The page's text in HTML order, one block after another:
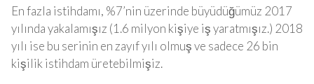
En fazla istihdamı, %7’nin üzerinde büyüdüğümüz 2017
yılında yakalamışız (1.6 milyon kişiye iş yaratmışız.) 2018
yılı ise bu serinin en zayıf yılı olmuş ve sadece 26 bin
kişilik istihdam üretebilmişiz.